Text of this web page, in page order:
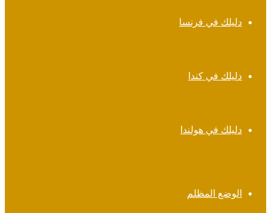
دليلك في فرنسا
دليلك في كندا
دليلك في هولندا
الوضع المظلم